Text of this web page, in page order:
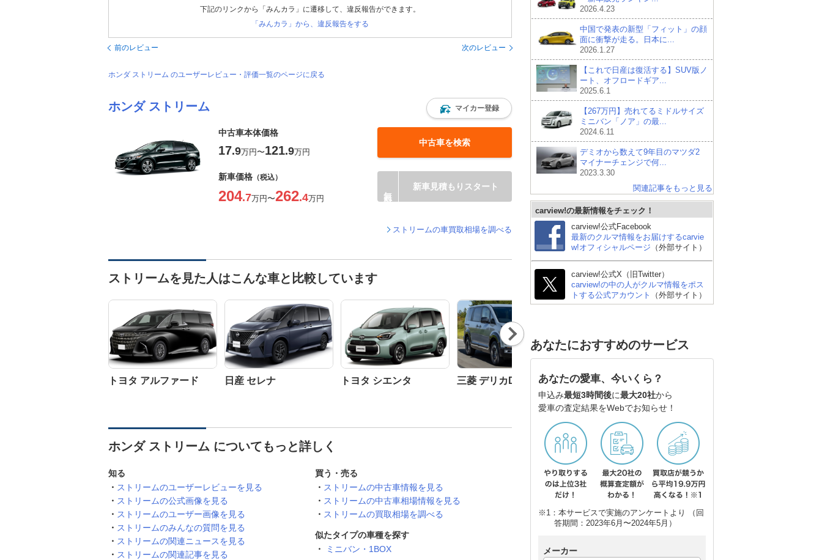
下記のリンクから「みんカラ」に遷移して、違反報告ができます。
「みんカラ」から、違反報告をする
前のレビュー 次のレビュー
ホンダ ストリーム のユーザーレビュー・評価一覧のページに戻る
ホンダ ストリーム マイカー登録
中古車本体価格
17.9万円〜121.9万円
中古車を検索
新車価格 （税込）
204.7万円〜262.4万円
新車見積もりスタート
ストリームの車買取相場を調べる
ストリームを見た人はこんな車と比較しています
トヨタ アルファード 日産 セレナ トヨタ シエンタ 三菱 デリカD:5 日産 エルグランド
Nex
t
ホンダ ストリーム についてもっと詳しく
知る
ストリームのユーザーレビューを見る
ストリームの公式画像を見る
ストリームのユーザー画像を見る
ストリームのみんなの質問を見る
ストリームの関連ニュースを見る
ストリームの関連記事を見る
買う・売る
ストリームの中古車情報を見る
ストリームの中古車相場情報を見る
ストリームの買取相場を調べる
似たタイプの車種を探す
ミニバン・1BOX
2026.4.23
中国で発表の新型「フィット」の顔
面に衝撃が走る。日本に...
2026.1.27
【これで日産は復活する】SUV版ノ
ート、オフロードギア...
2025.6.1
【267万円】売れてるミドルサイズ
ミニバン「ノア」の最...
2024.6.11
デミオから数えて9年目のマツダ2
マイナーチェンジで何...
2023.3.30
関連記事をもっと見る
carview!の最新情報をチェック！
carview!公式Facebook
最新のクルマ情報をお届けするcarvie
w!オフィシャルページ （外部サイト）
carview!公式X（旧Twitter）
carview!の中の人がクルマ情報をポス
トする公式アカウント
（外部サイト）
あなたにおすすめのサービス
あなたの愛車、今いくら？
申込み最短3時間後に最大20社から
愛車の査定結果をWebでお知らせ！
※1：本サービスで実施のアンケートより （回
答期間：2023年6月〜2024年5月）
メーカー